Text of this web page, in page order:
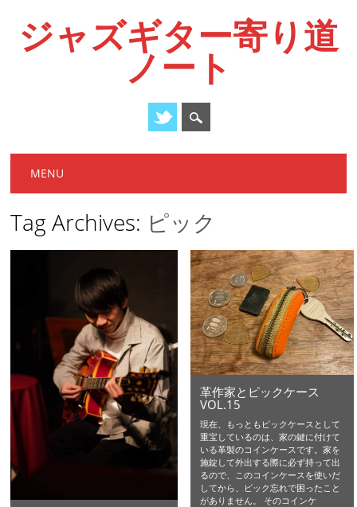
ジャズギター寄り道
ノート
Main menu
MENU
Tag Archives: ピック
革作家とピックケース
VOL.15
現在、もっともピックケースとして
重宝しているのは、家の鍵に付けて
いる革製のコインケースです。家を
施錠して外出する際に必ず持って出
るので、このコインケースを使いだ
してから、ピック忘れで困ったこと
がありません。 そのコインケ